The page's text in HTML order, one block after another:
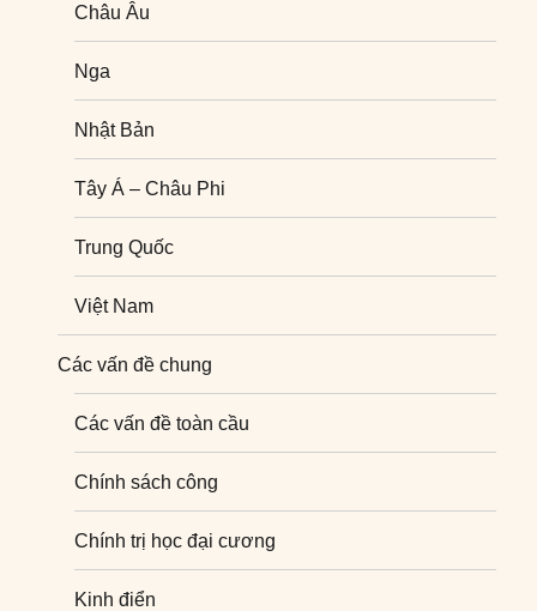
Nghiên cứu quốc tế
Châu Âu
Nga
Nhật Bản
Tây Á – Châu Phi
Trung Quốc
Việt Nam
Các vấn đề chung
Các vấn đề toàn cầu
Chính sách công
Chính trị học đại cương
Kinh điển